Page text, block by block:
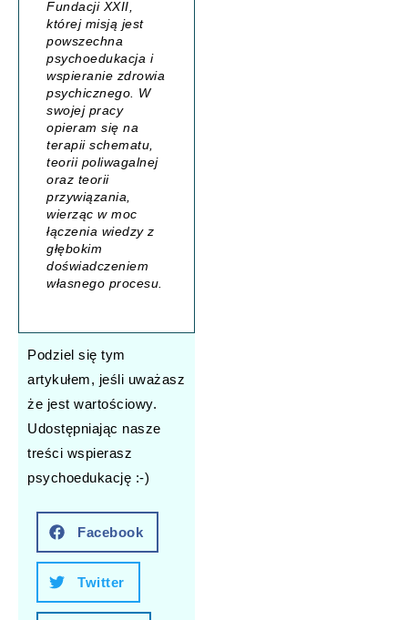
Fundacji XXII,
której misją jest
powszechna
psychoedukacja i
wspieranie zdrowia
psychicznego. W
swojej pracy
opieram się na
terapii schematu,
teorii poliwagalnej
oraz teorii
przywiązania,
wierząc w moc
łączenia wiedzy z
głębokim
doświadczeniem
własnego procesu.
Podziel się tym
artykułem, jeśli uważasz
że jest wartościowy.
Udostępniając nasze
treści wspierasz
psychoedukację :-)
Facebook
Twitter